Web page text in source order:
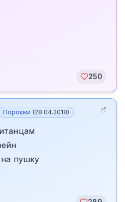
250
Порошки (28.04.2018)
пушку